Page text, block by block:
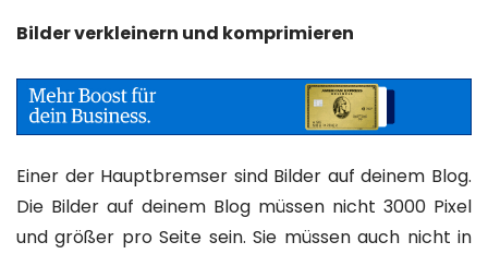
Bilder verkleinern und komprimieren
Einer der Hauptbremser sind Bilder auf deinem Blog.
Die Bilder auf deinem Blog müssen nicht 3000 Pixel
und größer pro Seite sein. Sie müssen auch nicht in